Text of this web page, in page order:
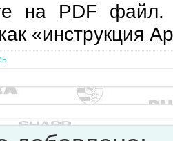
на PDF файл.
«инструкция